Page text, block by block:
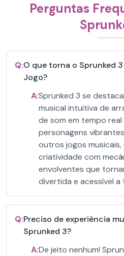
Perguntas
Q:O que torna o Sprunked
Jogo?
A:Sprunked 3 se
musical intuitiva de
de som em tempo
personagens
outros jogos musicais,
criatividade com
envolventes que
divertida e acessível a
Q:Preciso de experiência
Sprunked 3?
A:De jeito nenhum!